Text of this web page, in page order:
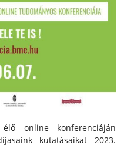
online konferenciáján
kutatásaikat 2023.